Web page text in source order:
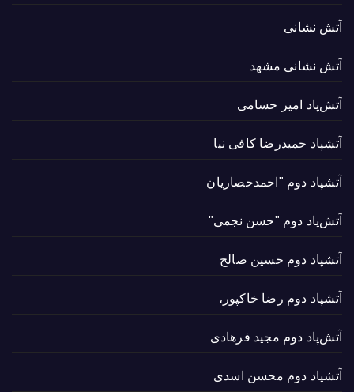
آتش نشانی
آتش نشانی مشهد
آتش‌پاد امیر حسامی
آتشپاد حميدرضا کافی نیا
آتشپاد دوم "احمدحصاریان
آتش‌پاد دوم "حسن نجمی"
آتشپاد دوم حسین صالح
آتشپاد دوم رضا خاکپور،
آتش‌پاد دوم مجید فرهادی
آتشپاد دوم محسن اسدی